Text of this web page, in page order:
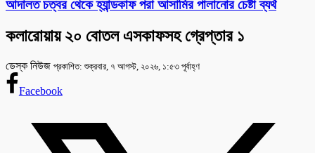
আদালত চত্বর থেকে হ্যান্ডকাফ পরা আসামির পালানোর চেষ্টা ব্যর্থ
কলারোয়ায় ২০ বোতল এসকাফসহ গ্রেপ্তার ১
ডেস্ক নিউজ প্রকাশিত: শুক্রবার, ৭ আগস্ট, ২০২৬, ১:৫৩ পূর্বাহ্ণ
Facebook